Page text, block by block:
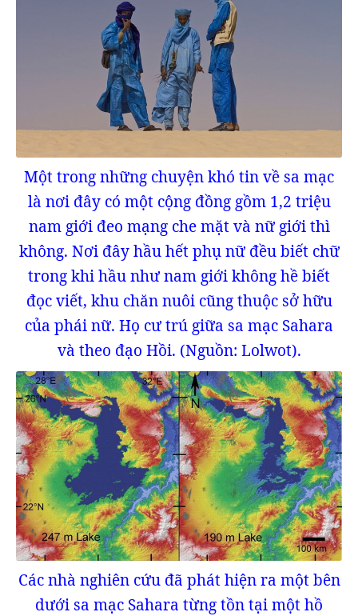
Một trong những chuyện khó tin về sa mạc
là nơi đây có một cộng đồng gồm 1,2 triệu
nam giới đeo mạng che mặt và nữ giới thì
không. Nơi đây hầu hết phụ nữ đều biết chữ
trong khi hầu như nam giới không hề biết
đọc viết, khu chăn nuôi cũng thuộc sở hữu
của phái nữ. Họ cư trú giữa sa mạc Sahara
và theo đạo Hồi. (Nguồn: Lolwot).
Các nhà nghiên cứu đã phát hiện ra một bên
dưới sa mạc Sahara từng tồn tại một hồ